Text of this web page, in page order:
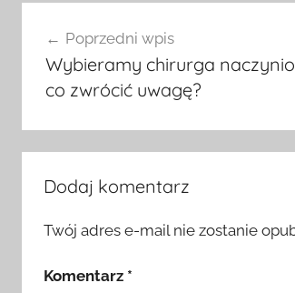
wpisuPoprzedni wpis
Wybieramy chirurga
co zwrócić uwagę?
Dodaj komentarz
Twój adres e-mail nie zostanie
Komentarz *